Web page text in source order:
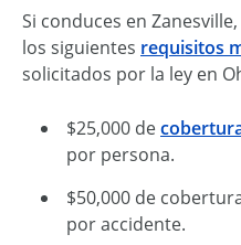
Si conduces en
los siguientes requisitos
solicitados por la ley en
$25,000 de
por persona.
$50,000 de
por accidente.